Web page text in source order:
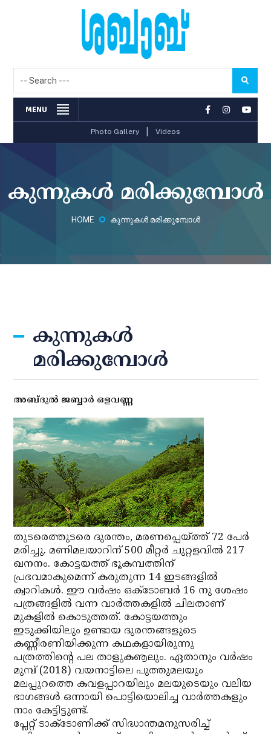
MENU
Photo Gallery Videos
കുന്നുകള്‍ മരിക്കുമ്പോള്‍
HOME കുന്നുകള്‍ മരിക്കുമ്പോള്‍
കുന്നുകള്‍
മരിക്കുമ്പോള്‍
അബ്ദുല്‍ ജബ്ബാര്‍ ഒളവണ്ണ
തുടരെത്തുടരെ ദുരന്തം, മരണപ്പെയ്ത്ത് 72 പേര്‍
മരിച്ചു. മണിമലയാറിന് 500 മീറ്റര്‍ ചുറ്റളവില്‍ 217
ഖനനം. കോട്ടയത്ത് ഭൂകമ്പത്തിന്
പ്രഭവമാകുമെന്ന് കരുതുന്ന 14 ഇടങ്ങളില്‍
ക്വാറികള്‍. ഈ വര്‍ഷം ഒക്‌ടോബര്‍ 16 നു ശേഷം
പത്രങ്ങളില്‍ വന്ന വാര്‍ത്തകളില്‍ ചിലതാണ്
മുകളില്‍ കൊടുത്തത്. കോട്ടയത്തും
ഇടുക്കിയിലും ഉണ്ടായ ദുരന്തങ്ങളുടെ
കണ്ണീരണിയിക്കുന്ന കഥകളായിരുന്നു
പത്രത്തിന്റെ പല താളുകൡലും. ഏതാനും വര്‍ഷം
മുമ്പ് (2018) വയനാട്ടിലെ പുത്തുമലയും
മലപ്പുറത്തെ കവളപ്പാറയിലും മലയുടെയും വലിയ
ഭാഗങ്ങള്‍ ഒന്നായി പൊട്ടിയൊലിച്ച വാര്‍ത്തകളും
നാം കേട്ടിട്ടുണ്ട്.
പ്ലേറ്റ് ടാക്‌ടോണിക്ക് സിദ്ധാന്തമനുസരിച്ച്